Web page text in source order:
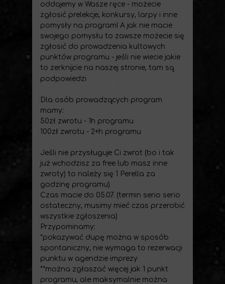
oddajemy w Wasze ręce - możecie
zgłosić prelekcje, konkursy, larpy i inne
pomysły na program! A jak nie macie
swojego pomysłu to zawsze możecie się
zgłosić do prowadzenia kultowych
punktów programu - jeśli nie wiecie jakie
to zerknijcie na naszej stronie, tam są
podpowiedzi
Dla osób prowadzących program
mamy:
50zł zwrotu - 1h programu
100zł zwrotu - 2+h programu
Jeśli nie przysługuje Ci zwrot (bo i tak
już wchodzisz za free lub masz inne
zwroty) to należy się 1 Perella za
godzinę programu)
Czas macie do 05.07. (termin serio serio
ostateczny, musimy mieć czas przerobić
wszystkie zgłoszenia)
Przypominamy:
*pokazywać dupę można w sposób
spontaniczny, nie wymaga to rezerwacji
punktu w agendzie imprezy
**można zgłaszać więcej jak 1 punkt
programu, ale maksymalnie można